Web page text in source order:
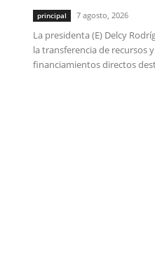
principal 7 agosto, 2026
La presidenta (E) Delcy
la transferencia de recursos
financiamientos directos